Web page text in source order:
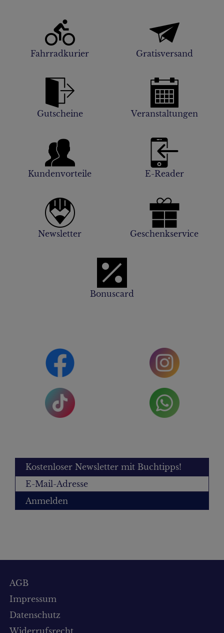
Fahrradkurier Gratisversand
Gutscheine Veranstaltungen
Kundenvorteile E-Reader
Newsletter Geschenkservice
Bonuscard
Kostenloser Newsletter mit Buchtipps!
Anmelden
AGB
Impressum
Datenschutz
Widerrufsrecht